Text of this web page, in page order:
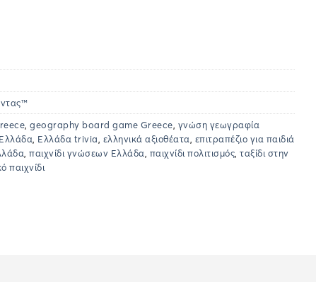
, geography board game Greece, γνώση γεωγραφία
Ελλάδα, Ελλάδα trivia, ελληνικά αξιοθέατα, επιτραπέζιο για παιδιά
, παιχνίδι γνώσεων Ελλάδα, παιχνίδι πολιτισμός, ταξίδι στην
παιχνίδι